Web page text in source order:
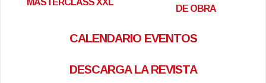
MASTERCLASS XXL
DE OBRA
CALENDARIO EVENTOS
DESCARGA LA REVISTA